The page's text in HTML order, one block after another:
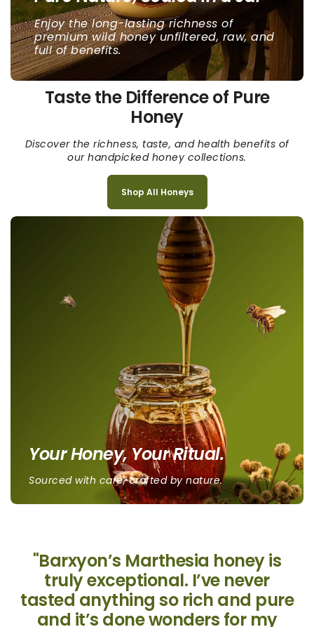
Enjoy the long-lasting richness of
premium wild honey unfiltered, raw, and
full of benefits.
Taste the Difference of Pure
Honey
Discover the richness, taste, and health benefits of
our handpicked honey collections.
Shop All Honeys
Your Honey, Your Ritual.
Sourced with care, crafted by nature.
"Barxyon’s Marthesia honey is
truly exceptional. I’ve never
tasted anything so rich and pure
and it’s done wonders for my